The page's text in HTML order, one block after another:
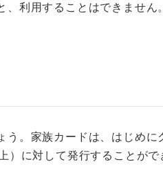
利用することはできません。
。家族カードは、はじめに
に対して発行することがで